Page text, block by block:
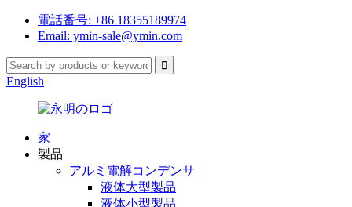
電話番号: +86 18355189974
Email: ymin-sale@ymin.com
English
家
製品
アルミ電解コンデンサ
液体大型製品
液体小型製品